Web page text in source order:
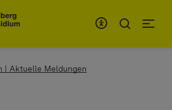
| Aktuelle Meldungen